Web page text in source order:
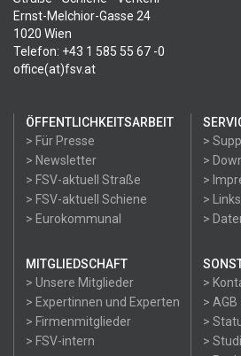
Ernst-Melchior-Gasse 24
1020 Wien
Telefon: +43 1 585 55 67 -0
office(at)fsv.at
ÖFFENTLICHKEITSARBEIT
> Für Presse
> Newsletter
> FSV-aktuell Straße
> FSV-aktuell Schiene
> Eurokommunal
>
>
>
> Links
>
MITGLIEDSCHAFT
> Unsere Mitglieder
> Expertinnen und Experten
> Firmenmitglieder
> FSV-intern
>
> AGB
>
>